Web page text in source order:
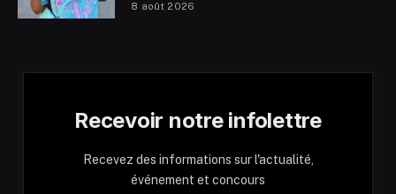
8 août 2026
Recevoir notre infolettre
Recevez des informations sur l'actualité,
événement et concours